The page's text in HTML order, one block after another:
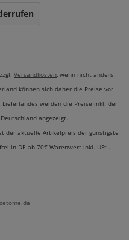
Versandkosten, wenn nicht anders
können sich daher die Preise vor
Lieferlandes werden die Preise inkl. der
angezeigt.
der aktuelle Artikelpreis der günstigste
in DE ab 70€ Warenwert inkl. USt .